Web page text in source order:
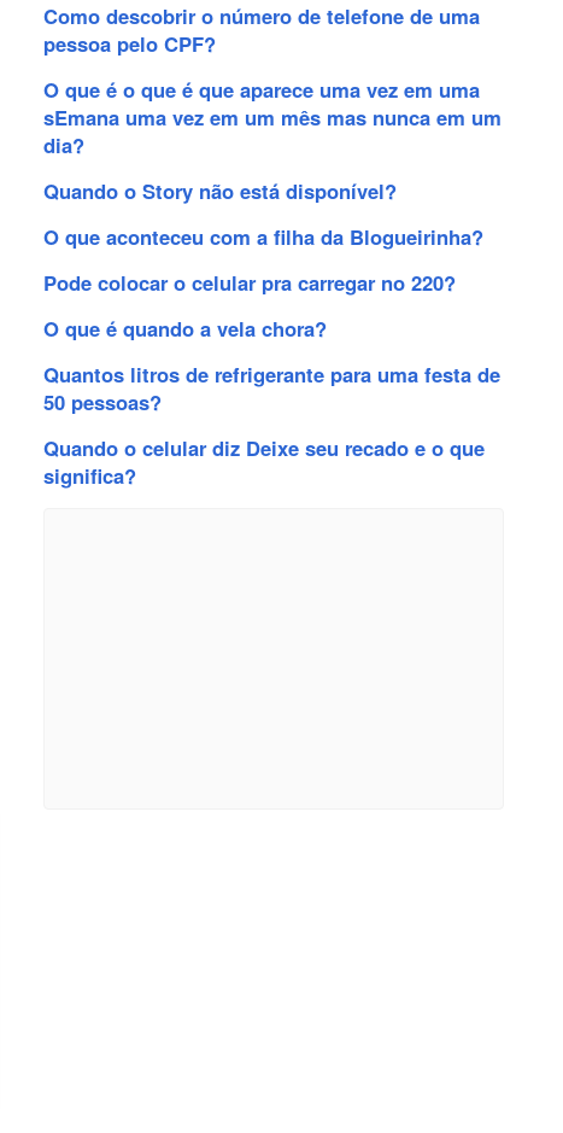
Como descobrir o número de telefone de uma
pessoa pelo CPF?
O que é o que é que aparece uma vez em uma
sEmana uma vez em um mês mas nunca em um
dia?
Quando o Story não está disponível?
O que aconteceu com a filha da Blogueirinha?
Pode colocar o celular pra carregar no 220?
O que é quando a vela chora?
Quantos litros de refrigerante para uma festa de
50 pessoas?
Quando o celular diz Deixe seu recado e o que
significa?